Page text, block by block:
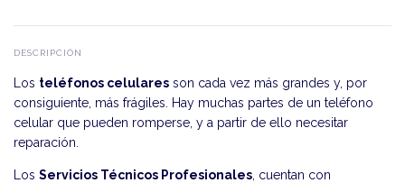
DESCRIPCIÓN
Los teléfonos celulares son cada vez más grandes y, por
consiguiente, más frágiles. Hay muchas partes de un teléfono
celular que pueden romperse, y a partir de ello necesitar
reparación.
Los Servicios Técnicos Profesionales , cuentan con